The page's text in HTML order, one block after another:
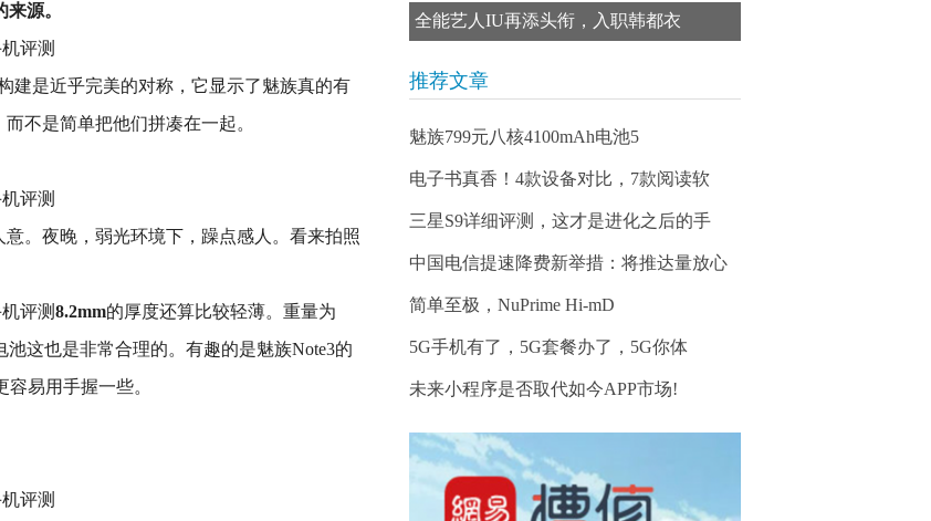
源。
建是近乎完美的对称，它显示了魅族真的有
不是简单把他们拼凑在一起。
。夜晚，弱光环境下，躁点感人。看来拍照
8.2mm的厚度还算比较轻薄。重量为
池这也是非常合理的。有趣的是魅族Note3的
容易用手握一些。
全能艺人IU再添头衔，入职韩都衣
推荐文章
魅族799元八核4100mAh电池5
电子书真香！4款设备对比，7款阅读软
三星S9详细评测，这才是进化之后的手
中国电信提速降费新举措：将推达量放心
简单至极，NuPrime Hi-mD
5G手机有了，5G套餐办了，5G你体
未来小程序是否取代如今APP市场!